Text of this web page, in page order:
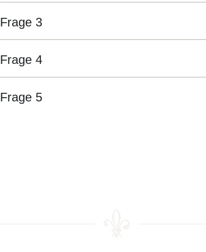
Frage 3
Frage 4
Frage 5